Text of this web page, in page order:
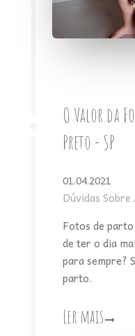
O Valor da
Preto - SP
01.04.2021
Dúvidas
Fotos de
de ter o dia
para sempre?
parto.
Ler mais